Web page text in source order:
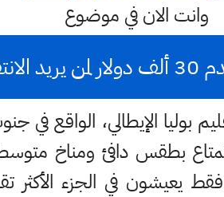
وانت الان في موضوع
بوليا الإيطالي، الواقع في
بطقس دافئ ومناخ
يعيشون في الجزء الأكثر